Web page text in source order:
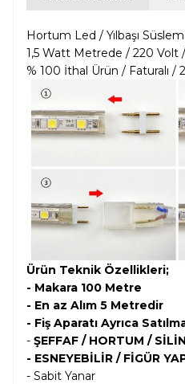
Hortum Led / Yılbaşı
1,5 Watt Metrede / 220 Volt
% 100 İthal Ürün / Faturalı / 2
Ürün Teknik Özellikleri;
- Makara 100 Metre
- En az Alım 5 Metredir
- Fiş Aparatı Ayrıca
- ŞEFFAF / HORTUM /
- ESNEYEBİLİR / FİGÜR
- Sabit Yanar